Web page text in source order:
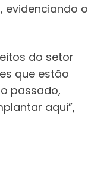
evidenciando o
do setor
que estão
passado,
aqui”,